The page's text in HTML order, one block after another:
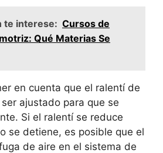
te interese: Cursos de
Qué Materias Se
en cuenta que el ralentí de
ajustado para que se
Si el ralentí se reduce
se detiene, es posible que el
de aire en el sistema de